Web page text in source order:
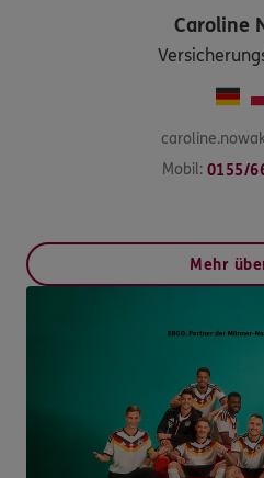
Caroline
Mobil: 0155/
Mehr